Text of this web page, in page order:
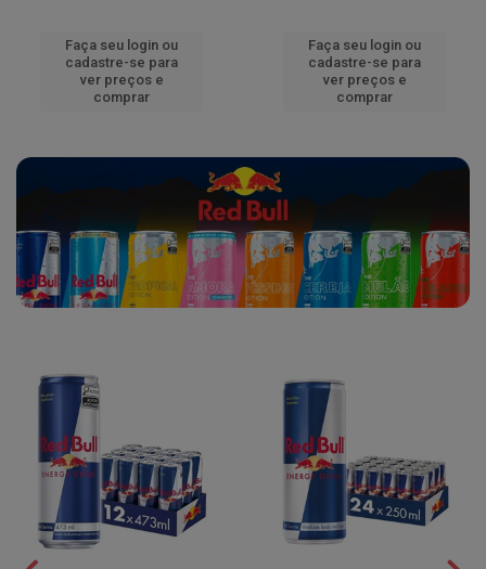
Faça seu login ou
cadastre-se para
ver preços e
comprar
Faça seu login ou
cadastre-se para
ver preços e
comprar